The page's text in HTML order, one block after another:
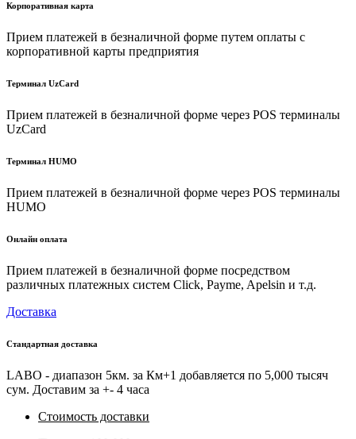
Корпоративная карта
Прием платежей в безналичной форме путем оплаты с
корпоративной карты предприятия
Терминал UzCard
Прием платежей в безналичной форме через POS терминалы
UzCard
Терминал HUMO
Прием платежей в безналичной форме через POS терминалы
HUMO
Онлайн оплата
Прием платежей в безналичной форме посредством
различных платежных систем Click, Payme, Apelsin и т.д.
Доставка
Стандартная доставка
LABO - диапазон 5км. за Км+1 добавляется по 5,000 тысяч
сум. Доставим за +- 4 часа
Стоимость доставки